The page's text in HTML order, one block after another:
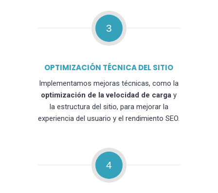
3
OPTIMIZACIÓN TÉCNICA DEL SITIO
Implementamos mejoras técnicas, como la
optimización de la velocidad de carga y
la estructura del sitio, para mejorar la
experiencia del usuario y el rendimiento SEO.
4